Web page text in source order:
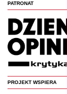
PATRONAT
PROJEKT WSPIERA